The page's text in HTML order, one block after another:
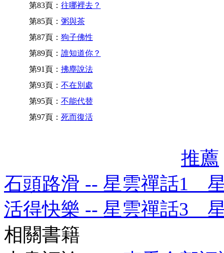
第83頁： 往哪裡去？
第85頁： 粥與茶
第87頁： 狗子佛性
第89頁： 誰知道你？
第91頁： 拂塵說法
第93頁： 不在別處
第95頁： 不能代替
第97頁： 死而復活
推薦
石頭路滑 -- 星雲禪話1
活得快樂 -- 星雲禪話3
相關書籍